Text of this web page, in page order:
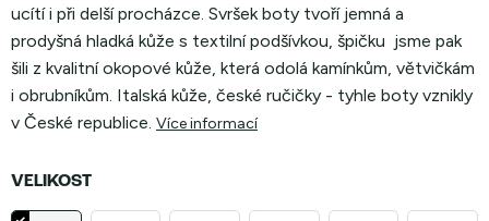
ucítí i při delší procházce. Svršek boty tvoří jemná a
prodyšná hladká kůže s textilní podšívkou, špičku jsme pak
šili z kvalitní okopové kůže, která odolá kamínkům, větvičkám
i obrubníkům. Italská kůže, české ručičky - tyhle boty vznikly
v České republice. Více informací
VELIKOST